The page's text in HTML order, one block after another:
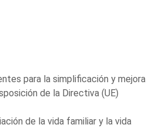
para la simplificación y mejora
de la Directiva (UE)
de la vida familiar y la vida